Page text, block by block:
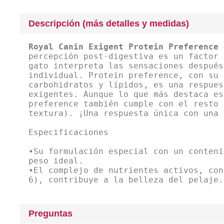
Descripción (más detalles y medidas)
Royal Canin Exigent Protein
percepción post-digestiva es un
gato interpreta las sensaciones
individual. Protein preference, con su
carbohidratos y lípidos, es una
exigentes. Aunque lo que más destaca
preference también cumple con el
textura). ¡Una respuesta única con
Especificaciones
•Su formulación especial con un
peso ideal.
•El complejo de nutrientes activos,
6), contribuye a la belleza del pelaje.
Preguntas